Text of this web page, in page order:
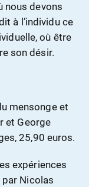
nous devons
à l’individu ce
où être
son désir.
mensonge et
et George
25,90 euros.
expériences
par Nicolas